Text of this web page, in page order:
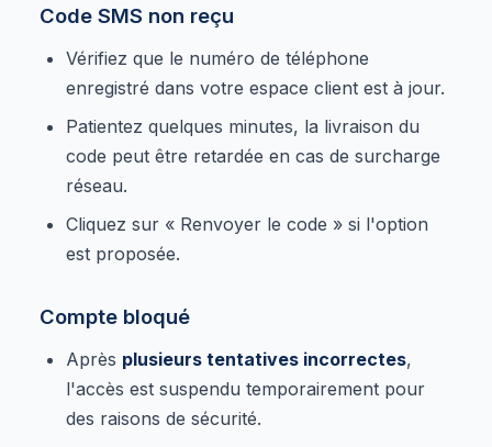
Code SMS non reçu
Vérifiez que le numéro de téléphone
enregistré dans votre espace client est à jour.
Patientez quelques minutes, la livraison du
code peut être retardée en cas de surcharge
réseau.
Cliquez sur « Renvoyer le code » si l'option
est proposée.
Compte bloqué
Après plusieurs tentatives incorrectes,
l'accès est suspendu temporairement pour
des raisons de sécurité.